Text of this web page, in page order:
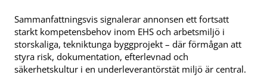
Sammanfattningsvis signalerar annonsen ett fortsatt
starkt kompetensbehov inom EHS och arbetsmiljö i
storskaliga, tekniktunga byggprojekt – där förmågan att
styra risk, dokumentation, efterlevnad och
säkerhetskultur i en underleverantörstät miljö är central.